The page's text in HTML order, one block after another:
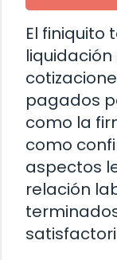
El finiquito
pagados
como la
como
aspectos
relación